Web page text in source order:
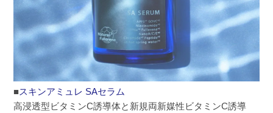
■スキンアミュレ SAセラム
高浸透型ビタミンC誘導体と新規両新媒性ビタミンC誘導